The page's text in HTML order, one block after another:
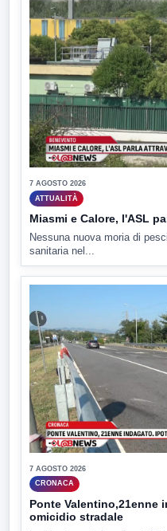
7 AGOSTO 2026
ATTUALITÀ
Miasmi e Calore, l'ASL
Nessuna nuova moria di
sanitaria nel...
7 AGOSTO 2026
CRONACA
Ponte
omicidio stradale